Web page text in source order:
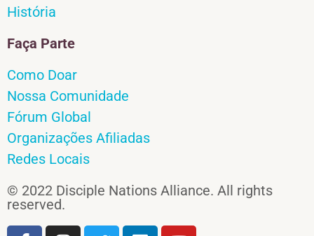
História
Faça Parte
Como Doar
Nossa Comunidade
Fórum Global
Organizações Afiliadas
Redes Locais
© 2022 Disciple Nations Alliance. All rights
reserved.